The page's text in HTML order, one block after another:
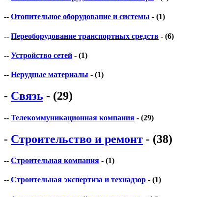
-- Отопительное оборудование и системы - (1)
-- Переоборудование транспортных средств - (6)
-- Устройство сетей - (1)
-- Нерудные материалы - (1)
- Связь - (29)
-- Телекоммуникационная компания - (29)
- Строительство и ремонт - (38)
-- Строительная компания - (1)
-- Строительная экспертиза и технадзор - (1)